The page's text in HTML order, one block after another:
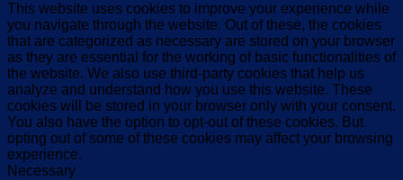
This website uses cookies to improve your experience while
you navigate through the website. Out of these, the cookies
that are categorized as necessary are stored on your browser
as they are essential for the working of basic functionalities of
the website. We also use third-party cookies that help us
analyze and understand how you use this website. These
cookies will be stored in your browser only with your consent.
You also have the option to opt-out of these cookies. But
opting out of some of these cookies may affect your browsing
experience.
Necessary